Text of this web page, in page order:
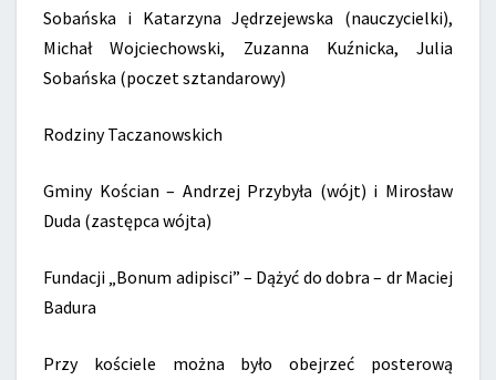
Sobańska i Katarzyna Jędrzejewska (nauczycielki),
Michał Wojciechowski, Zuzanna Kuźnicka, Julia
Sobańska (poczet sztandarowy)
Rodziny Taczanowskich
Gminy Kościan – Andrzej Przybyła (wójt) i Mirosław
Duda (zastępca wójta)
Fundacji „Bonum adipisci” – Dążyć do dobra – dr Maciej
Badura
Przy kościele można było obejrzeć posterową